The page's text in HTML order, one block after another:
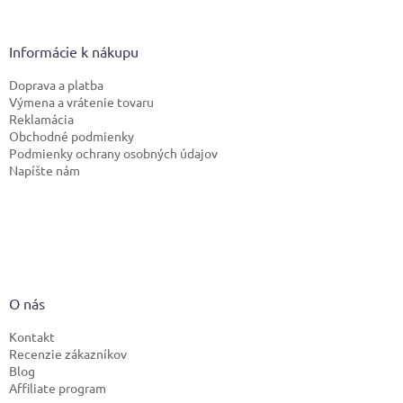
Informácie k nákupu
Doprava a platba
Výmena a vrátenie tovaru
Reklamácia
Obchodné podmienky
Podmienky ochrany osobných údajov
Napíšte nám
O nás
Kontakt
Recenzie zákazníkov
Blog
Affiliate program